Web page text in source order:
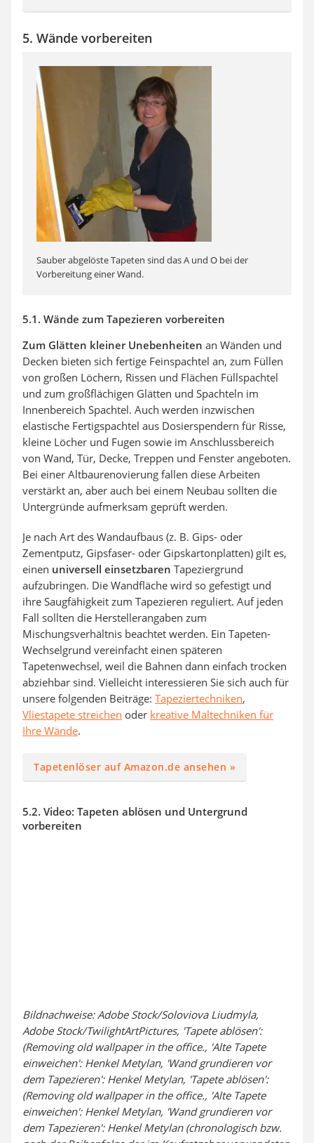
5. Wände vorbereiten
Sauber abgelöste Tapeten sind das A und O bei der
Vorbereitung einer Wand.
5.1. Wände zum Tapezieren vorbereiten
Zum Glätten kleiner Unebenheiten an Wänden und
Decken bieten sich fertige Feinspachtel an, zum Füllen
von großen Löchern, Rissen und Flächen Füllspachtel
und zum großflächigen Glätten und Spachteln im
Innenbereich Spachtel. Auch werden inzwischen
elastische Fertigspachtel aus Dosierspendern für Risse,
kleine Löcher und Fugen sowie im Anschlussbereich
von Wand, Tür, Decke, Treppen und Fenster angeboten.
Bei einer Altbaurenovierung fallen diese Arbeiten
verstärkt an, aber auch bei einem Neubau sollten die
Untergründe aufmerksam geprüft werden.
Je nach Art des Wandaufbaus (z. B. Gips- oder
Zementputz, Gipsfaser- oder Gipskartonplatten) gilt es,
einen universell einsetzbaren Tapeziergrund
aufzubringen. Die Wandfläche wird so gefestigt und
ihre Saugfähigkeit zum Tapezieren reguliert. Auf jeden
Fall sollten die Herstellerangaben zum
Mischungsverhältnis beachtet werden. Ein Tapeten-
Wechselgrund vereinfacht einen späteren
Tapetenwechsel, weil die Bahnen dann einfach trocken
abziehbar sind. Vielleicht interessieren Sie sich auch für
unsere folgenden Beiträge: Tapeziertechniken,
Vliestapete streichen oder kreative Maltechniken für
Ihre Wände.
Tapetenlöser auf Amazon.de ansehen »
5.2. Video: Tapeten ablösen und Untergrund
vorbereiten
Bildnachweise: Adobe Stock/Soloviova Liudmyla,
Adobe Stock/TwilightArtPictures, 'Tapete ablösen':
(Removing old wallpaper in the office., 'Alte Tapete
einweichen': Henkel Metylan, 'Wand grundieren vor
dem Tapezieren': Henkel Metylan, 'Tapete ablösen':
(Removing old wallpaper in the office., 'Alte Tapete
einweichen': Henkel Metylan, 'Wand grundieren vor
dem Tapezieren': Henkel Metylan (chronologisch bzw.